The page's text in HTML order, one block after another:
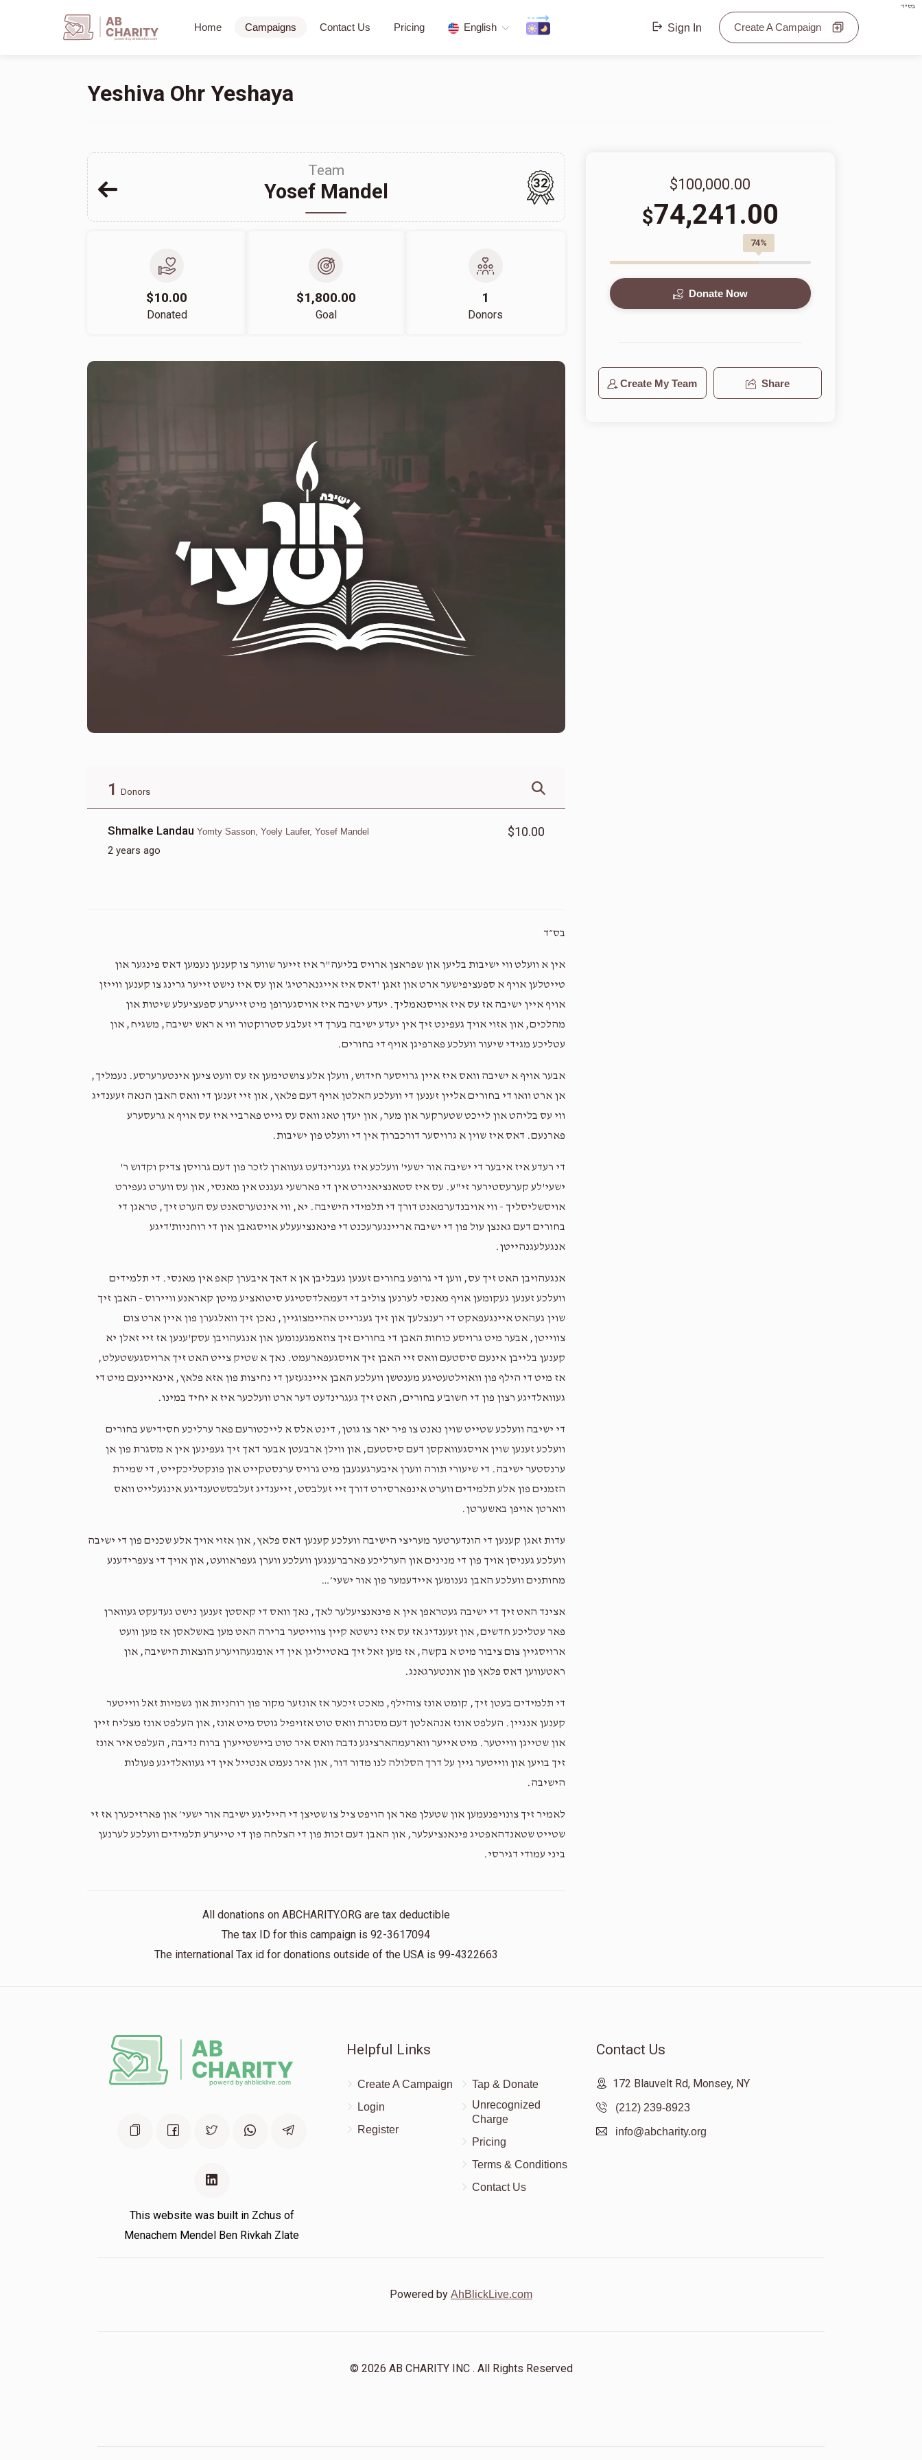
בס"ד
AB
CHARITY
powerd by ahblicklive.com
Home Campaigns Contact Us Pricing English Sign In Create A Campaign
Yeshiva Ohr Yeshaya
Team
Yosef Mandel 32
$10.00
Donated
$1,800.00
Goal
1
Donors
1 Donors
Shmalke Landau Yomty Sasson, Yoely Laufer, Yosef Mandel
2 years ago
$10.00
בס״ד
אין א וועלט ווי ישיבות בליען און שפראצן ארויס בליעה"ר איז זייער שווער צו קענען נעמען דאס פינגער און
טייטלען אויף א ספעציפישער ארט און זאגן 'דאס איז אייגנארטיג' און עס איז נישט זייער גרינג צו קענען ווייזן
אויף איין ישיבה אז עס איז אויסנאמליך. יעדע ישיבה איז אויסגערופן מיט זייערע ספעציעלע שיטות און
מהלכים, און אזוי אויך געפינט זיך אין יעדע ישיבה בערך די זעלבע סטרוקטור ווי א ראש ישיבה, משגיח, און
עטליכע מגידי שיעור וועלכע פארפיגן אויף די בחורים.
אבער אויף א ישיבה וואס איז איין גרויסער חידוש, וועלן אלע צושטימען אז עס וועט ציען אינטערערסע. נעמליך,
אן ארט וואו די בחורים אליין זענען די וועלכע האלטן אויף דעם פלאץ, און זיי זענען די וואס האבן הנאה זעענדיג
ווי עס בליהט און לייכט שטערקער און מער, און יעדן טאג וואס עס גייט פארביי איז עס אויף א גרעסערע
פארנעם. דאס איז שוין א גרויסער דורכברוך אין די וועלט פון ישיבות.
די רעדע איז איבער די ישיבה אור ישעי' וועלכע איז געגרינדעט געווארן לזכר פון דעם גרויסן צדיק וקדוש ר'
ישעי'לע קערעסטירער זי"ע. עס איז סטאנציאנירט אין די פארשעי געגנט אין מאנסי, און עס ווערט געפירט
אויסשליסליך - ווי אויבנדערמאנט דורך די תלמידי הישיבה. יא, ווי אינטערסאנט עס הערט זיך, טראגן די
בחורים דעם גאנצן עול פון די ישיבה אריינגערעכנט די פינאנציעעלע אויסגאבן און די רוחניות'דיגע
אנגעלעגנהייטן.
אנגעהויבן האט זיך עס, ווען די גרופע בחורים זענען געבליבן אן א דאך איבערן קאפ אין מאנסי. די תלמידים
וועלכע זענען געקומען אויף מאנסי לערנען צוליב די דעמאלדסטיגע סיטואציע מיטן קאראנע וויירוס - האבן זיך
שוין געהאט איינגעפאקט די רענצלעך און זיך געגרייט אהיימצוגיין, נאכן זיך וואלגערן פון איין ארט צום
צווייטן, אבער מיט גרויסע כוחות האבן די בחורים זיך צוזאמגענומען און אנגעהויבן עסק'ענען אז זיי זאלן יא
קענען בלייבן אינעם סיסטעם וואס זיי האבן זיך אויסגעפארעמט. נאך א שטיק צייט האט זיך ארויסגעשטעלט,
אז מיט די הילף פון וואוילטעטיגע מענטשן וועלכע האבן איינגעזען די נחיצות פון אזא פלאץ, אינאיינעם מיט די
געוואלדיגע רצון פון די חשוב'ע בחורים, האט זיך געגרינדעט דער ארט וועלכער איז א יחיד במינו.
די ישיבה וועלכע שטייט שוין נאנט צו פיר יאר צו גוטן, דינט אלס א לייכטורעם פאר ערליכע חסידישע בחורים
וועלכע זענען שוין אויסגעוואקסן דעם סיסטעם, און ווילן ארבעטן אבער דאך זיך געפינען אין א מסגרת פון אן
ערנסטער ישיבה. די שיעורי תורה ווערן איבערגעגעבן מיט גרויס ערנסטקייט און פונקטליכקייט, די שמירת
הזמנים פון אלע תלמידים ווערט אינפארסירט דורך זיי זעלבסט, זייענדיג זעלבסשטענדיגע אינגעלייט וואס
ווארטן אויפן באשערטן.
עדות זאגן קענען די הונדערטער מעריצי הישיבה וועלכע קענען דאס פלאץ, און אזוי אויך אלע שכנים פון די ישיבה
וועלכע געניסן אויך פון די מנינים און הערליכע פארברענגען וועלכע ווערן געפראוועט, און אויך די צעפרידענע
מחותנים וועלכע האבן גענומען איידעמער פון אור ישעי׳…
אצינד האט זיך די ישיבה געטראפן אין א פינאנציעלער לאך, נאך וואס די קאסטן זענען נישט געדעקט געווארן
פאר עטליכע חדשים, און זעענדיג אז עס איז נישטא קיין צווייטער ברירה האט מען באשלאסן אז מען וועט
ארויסגיין צום ציבור מיט א בקשה, אז מען זאל זיך באטייליגן אין די אומגעהויערע הוצאות הישיבה, און
ראטעווען דאס פלאץ פון אונטערגאנג.
די תלמידים בעטן זיך, קומט אונז צוהילף, מאכט זיכער אז אונזער מקור פון רוחניות און גשמיות זאל ווייטער
קענען אנגיין. העלפט אונז אנהאלטן דעם מסגרת וואס טוט אזויפיל גוטס מיט אונז, און העלפט אונז מצליח זיין
און שטייגן ווייטער. מיט אייער ווארעמהארציגע נדבה וואס איר טוט ביישטייערן ברוח נדיבה, העלפט איר אונז
זיך בויען און ווייטער גיין על דרך הסלולה לנו מדור דור, און איר נעמט אנטייל אין די געוואלדיגע פעולות
הישיבה.
לאמיר זיך צונויפנעמען און שטעלן פאר אן הויפט ציל צו שטיצן די הייליגע ישיבה אור ישעי׳ און פארזיכערן אז זי
שטייט שטאנדהאפטיג פינאנציעלער, און האבן דעם זכות פון די הצלחה פון די טייערע תלמידים וועלכע לערנען
ביני עמודי דגירסי.
All donations on ABCHARITY.ORG are tax deductible
The tax ID for this campaign is 92-3617094
The international Tax id for donations outside of the USA is 99-4322663
$100,000.00
$74,241.00
74%
Donate Now
Create My Team Share
This website was built in Zchus of
Menachem Mendel Ben Rivkah Zlate
Helpful Links
Create A Campaign
Login
Register
Tap & Donate
Unrecognized
Charge
Pricing
Terms & Conditions
Contact Us
Contact Us
172 Blauvelt Rd, Monsey, NY
(212) 239-8923
info@abcharity.org
Powered by AhBlickLive.com
© 2026 AB CHARITY INC . All Rights Reserved